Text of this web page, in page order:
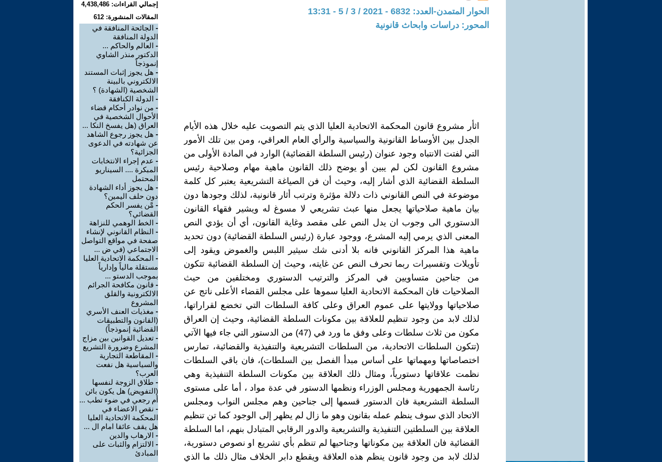
الحوار المتمدن-العدد: 6832 - 2021 / 3 / 5 - 13:31
المحور: دراسات وابحاث قانونية
اثأر مشروع قانون المحكمة الاتحادية العليا الذي يتم التصويت عليه خلال هذه الأيام
الجدل بين الأوساط القانونية والسياسية والرأي العام العراقي، ومن بين تلك الأمور
التي لفتت الانتباه وجود عنوان (رئيس السلطة القضائية) الوارد في المادة الأولى من
مشروع القانون لكن لم يبين أو يوضح ذلك القانون ماهية مهام وصلاحية رئيس
السلطة القضائية الذي أشار إليه، وحيث أن فن الصياغة التشريعية يعتبر كل كلمة
موضوعة في النص القانوني ذات دلالة مؤثرة وترتب أثار قانونية، لذلك وجودها دون
بيان ماهية صلاحياتها يجعل منها عبث تشريعي لا مسوغ له ويشير فقهاء القانون
الدستوري الى وجوب ان يدل النص على مقصد وغاية القانون، أي أن يؤدي النص
المعنى الذي يرمي إليه المشرع، ووجود عبارة (رئيس السلطة القضائية) دون تحديد
ماهية هذا المركز القانوني فانه بلا أدنى شك سيثير اللبس والغموض ويقود إلى
تأويلات وتفسيرات ربما تحرف النص عن غايته، وحيث إن السلطة القضائية تتكون
من جناحين متساويين في المركز والترتيب الدستوري ومختلفين من حيث
الصلاحيات فان المحكمة الاتحادية العليا سموها على مجلس القضاء الأعلى ناتج عن
صلاحياتها وولايتها على عموم العراق وعلى كافة السلطات التي تخضع لقراراتها،
لذلك لابد من وجود تنظيم للعلاقة بين مكونات السلطة القضائية، وحيث إن العراق
مكون من ثلاث سلطات وعلى وفق ما ورد في (47) من الدستور التي جاء فيها الآتي
(تتكون السلطات الاتحادية، من السلطات التشريعية والتنفيذية والقضائية، تمارس
اختصاصاتها ومهماتها على أساس مبدأ الفصل بين السلطات)، فان باقي السلطات
نظمت علاقاتها دستورياً، ومثال ذلك العلاقة بين مكونات السلطة التنفيذية وهي
رئاسة الجمهورية ومجلس الوزراء ونظمها الدستور في عدة مواد ، أما على مستوى
السلطة التشريعية فان الدستور قسمها إلى جناحين وهم مجلس النواب ومجلس
الاتحاد الذي سوف ينظم عمله بقانون وهو ما زال لم يظهر إلى الوجود كما تن تنظيم
العلاقة بين السلطتين التنفيذية والتشريعية والدور الرقابي المتبادل بنهم، اما السلطة
القضائية فان العلاقة بين مكوناتها وجناحيها لم تنظم بأي تشريع او نصوص دستورية،
لذلك لابد من وجود قانون ينظم هذه العلاقة ويقطع دابر الخلاف مثال ذلك ما الذي
إجمالي القراءات: 4,438,486
المقالات المنشورة: 612
- الجائحة المنافقة في
الدولة المنافقة
- العالم والحاكم ...
الدكتور منذر الشاوي
إنموذجاً
- هل يجوز إثبات المستند
الالكتروني بالبينة
الشخصية (الشهادة) ؟
- الدولة الكنافقة
- من نوادر أحكام قضاء
الأحوال الشخصية في
العراق (هل يفسخ النكا ...
- هل يجوز رجوع الشاهد
عن شهادته في الدعوى
الجزائية؟
- عدم إجراء الانتخابات
المبكرة .... السيناريو
المحتمل
- هل يجوز أداء الشهادة
دون حلف اليمين؟
- مَّن يفسر الحكم
القضائي؟
- الخط الوهمي للنزاهة
- النظام القانوني لإنشاء
صفحة في مواقع التواصل
الاجتماعي (في ض ...
- المحكمة الاتحادية العليا
مستقلة مالياً وإدارياً
بموجب الدستو ...
- قانون مكافحة الجرائم
الالكترونية والقلق
المشروع
- مغذيات العنف الأسري
(القانون والتطبيقات
القضائية إنموذجاً)
- تعديل القوانين بين مزاج
المشرع وضرورة التشريع
- المقاطعة التجارية
والسياسية هل نفعت
العرب؟
- طلاق الزوجة لنفسها
(التفويض) هل يكون بائن
أم رجعي في ضوء تطب ...
- نقص الاعضاء في
المحكمة الاتحادية العليا
هل يقف عائقا امام ال ...
- الارهاب والدين
- الالتزام والثبات على
المبادئ